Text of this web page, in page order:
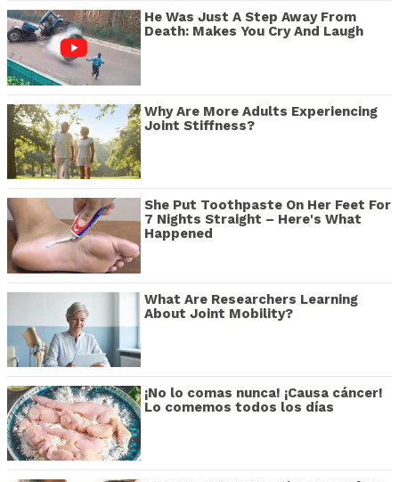
He Was Just A Step Away From
Death: Makes You Cry And Laugh
Why Are More Adults Experiencing
Joint Stiffness?
She Put Toothpaste On Her Feet For
7 Nights Straight – Here's What
Happened
What Are Researchers Learning
About Joint Mobility?
¡No lo comas nunca! ¡Causa cáncer!
Lo comemos todos los días